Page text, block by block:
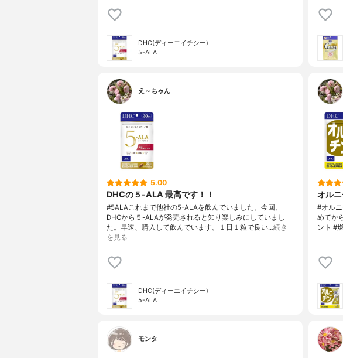
DHC(ディーエイチシー)
5-ALA
え～ちゃん
5.00
DHCの５-ALA 最高です！！
#5ALAこれまで他社の5-ALAを飲んでいました。今回、
DHCから５-ALAが発売されると知り楽しみにしていまし
た。早速、購入して飲んでいます。１日１粒で良い…続き
を見る
DHC(ディーエイチシー)
5-ALA
オル
#オル
めてか
ント #
モンタ